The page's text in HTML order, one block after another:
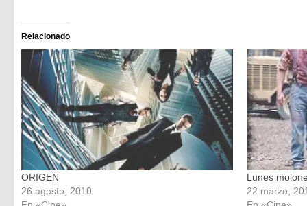
Facebook
(Se
abre
en
una
ventana
nueva)
en
una
ventana
nueva)
Relacionado
ORIGEN
26 agosto, 2010
Lunes
22 marzo,